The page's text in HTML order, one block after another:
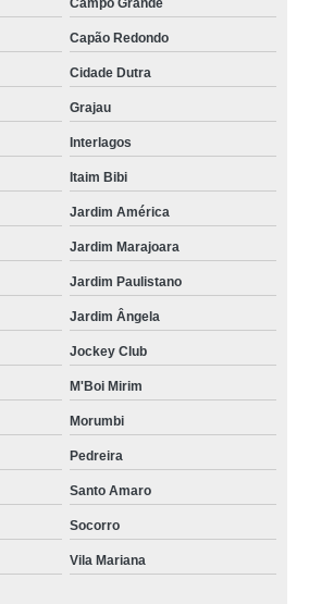
Campo Grande
Capão Redondo
Cidade Dutra
Grajau
Interlagos
Itaim Bibi
Jardim América
Jardim Marajoara
Jardim Paulistano
Jardim Ângela
Jockey Club
M'Boi Mirim
Morumbi
Pedreira
Santo Amaro
Socorro
Vila Mariana